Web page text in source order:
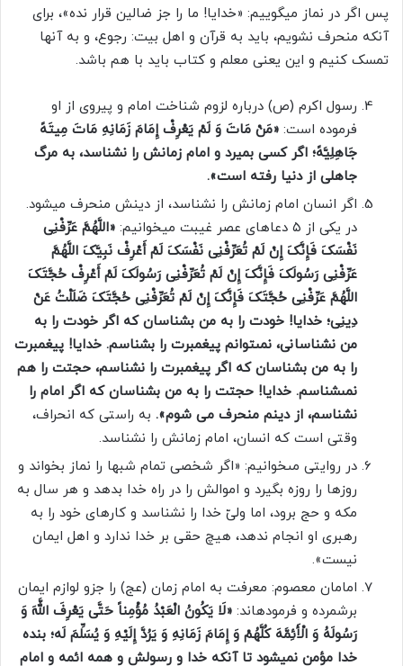
پس اگر در نماز می­گوییم: «خدایا! ما را جز ضالین قرار نده»، برای
آن­که منحرف نشویم، باید به قرآن و اهل بیت: رجوع، و به آن­ها
تمسک کنیم و این یعنى معلم و کتاب باید با هم باشد.
رسول اکرم (ص) درباره لزوم شناخت‏ امام‏ و پیروى از او
فرموده است: «مَنْ مَاتَ وَ لَمْ یَعْرِفْ إِمَامَ زَمَانِهِ مَاتَ مِیتَهً
جَاهِلِیَّهً؛ اگر کسى بمیرد و امام زمانش را نشناسد، به مرگ
جاهلی از دنیا رفته است».
اگر انسان امام زمانش را نشناسد، از دینش منحرف می­شود.
در یکی از ۵ دعاهای عصر غیبت می­خوانیم:
«اللَّهُمَّ عَرِّفْنِى
نَفْسَکَ فَإِنَّکَ إِنْ لَمْ تُعَرِّفْنِى نَفْسَکَ لَمْ أَعْرِفْ نَبِیَّکَ اللَّهُمَّ
عَرِّفْنِى رَسُولَکَ فَإِنَّکَ إِنْ لَمْ تُعَرِّفْنِى رَسُولَکَ لَمْ أَعْرِفْ حُجَّتَکَ
اللَّهُمَّ عَرِّفْنِى حُجَّتَکَ فَإِنَّکَ إِنْ لَمْ تُعَرِّفْنِى حُجَّتَکَ ضَلَلْتُ عَنْ
دِینِى؛ خدایا! خودت را به من بشناسان که اگر خودت را به
من نشناسانی، نمى‏توانم پیغمبرت را بشناسم. خدایا! پیغمبرت
را به من بشناسان که اگر پیغمبرت را نشناسم، حجتت را هم
نمى‏شناسم. خدایا! حجتت را به من بشناسان که اگر امام را
نشناسم،‏ از دینم منحرف می شوم». به راستی که انحراف،
وقتى است که انسان، امام زمانش را نشناسد.
در روایتى مى‏خوانیم: «اگر شخصى تمام شب‏­ها را نماز بخواند و
روزها را روزه بگیرد و اموالش را در راه خدا بدهد و هر سال به
مکه و حج برود، اما ولىّ خدا را نشناسد و کارهاى خود را به
رهبرى او انجام ندهد، هیچ حقى بر خدا ندارد و اهل ایمان
نیست».
امامان معصوم: معرفت به امام زمان (عج) را جزو لوازم ایمان
برشمرده و فرموده­اند: «لَا یَکُونُ الْعَبْدُ مُؤْمِناً حَتَّى یَعْرِفَ اللَّهَ وَ
رَسُولَهُ وَ الْأَئِمَّهَ کُلَّهُمْ وَ إِمَامَ زَمَانِهِ وَ یَرُدَّ إِلَیْهِ وَ یُسَلِّمَ لَه‏؛ بنده
خدا مؤمن نمی­شود تا آن­که خدا و رسولش و همه ائمه و امام